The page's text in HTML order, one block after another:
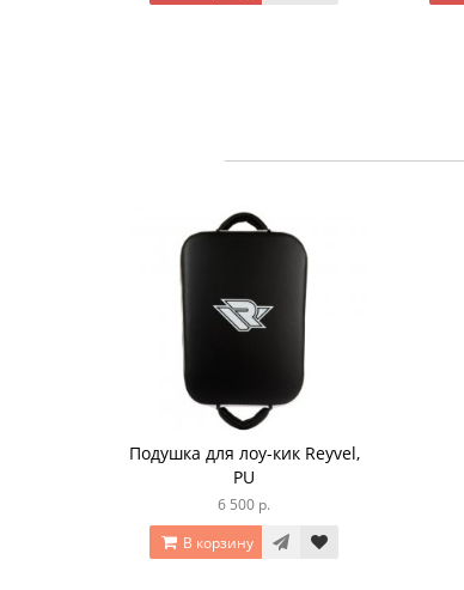
Подушка для лоу-кик Reyvel,
PU
6 500 р.
В корзину